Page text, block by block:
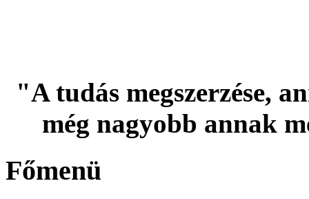
"A tudás megszerzése,
még nagyobb annak
Főmenü